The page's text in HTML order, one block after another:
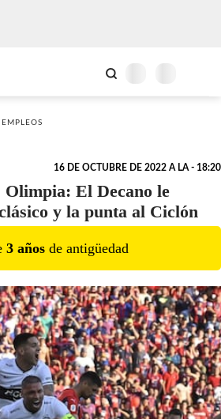
16 DE OCTUBRE DE 2022 A LA - 18:20
El Decano le
y la punta al Ciclón
3 años de antigüedad